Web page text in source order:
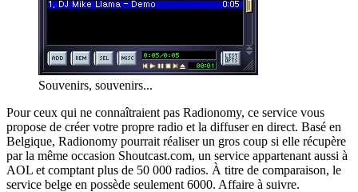
Souvenirs, souvenirs...
Pour ceux qui ne connaîtraient pas Radionomy, ce service vous
propose de créer votre propre radio et la diffuser en direct. Basé en
Belgique, Radionomy pourrait réaliser un gros coup si elle récupère
par la même occasion Shoutcast.com, un service appartenant aussi à
AOL et comptant plus de 50 000 radios. À titre de comparaison, le
service belge en possède seulement 6000. Affaire à suivre.